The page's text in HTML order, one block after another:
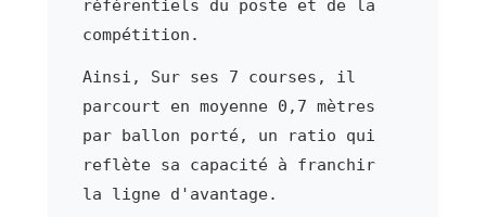
référentiels du poste et de la
compétition.
Ainsi, Sur ses 7 courses, il
parcourt en moyenne 0,7 mètres
par ballon porté, un ratio qui
reflète sa capacité à franchir
la ligne d'avantage.